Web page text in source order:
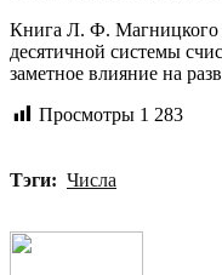
Книга Л. Ф. Магницкого
десятичной системы
заметное влияние на
Просмотры 1 283
Тэги: Числа